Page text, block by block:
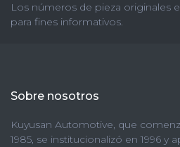
Los números de pieza originales
para fines informativos.
Sobre nosotros
Kuyusan Automotive, que
1985, se institucionalizó en 1996 y